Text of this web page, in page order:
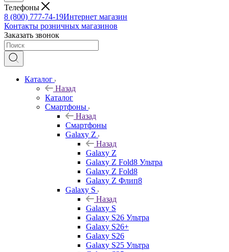
Телефоны
8 (800) 777-74-19Интернет магазин
Контакты розничных магазинов
Заказать звонок
Каталог
Назад
Каталог
Смартфоны
Назад
Смартфоны
Galaxy Z
Назад
Galaxy Z
Galaxy Z Fold8 Ультра
Galaxy Z Fold8
Galaxy Z Флип8
Galaxy S
Назад
Galaxy S
Galaxy S26 Ультра
Galaxy S26+
Galaxy S26
Galaxy S25 Ультра